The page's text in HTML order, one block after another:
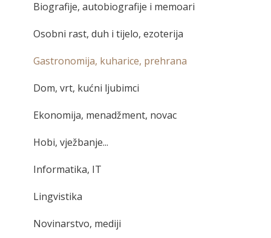
Biografije, autobiografije i memoari
Osobni rast, duh i tijelo, ezoterija
Gastronomija, kuharice, prehrana
Dom, vrt, kućni ljubimci
Ekonomija, menadžment, novac
Hobi, vježbanje...
Informatika, IT
Lingvistika
Novinarstvo, mediji